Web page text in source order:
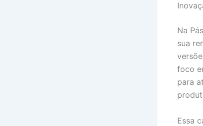
Na
sua
foco
para
Essa